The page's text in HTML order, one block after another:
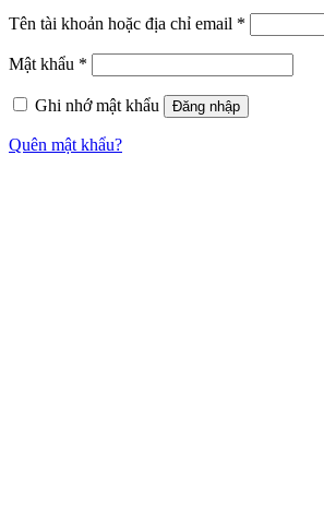
Tên tài khoản hoặc địa chỉ email *
Mật khẩu *
Ghi nhớ mật khẩu Đăng nhập
Quên mật khẩu?